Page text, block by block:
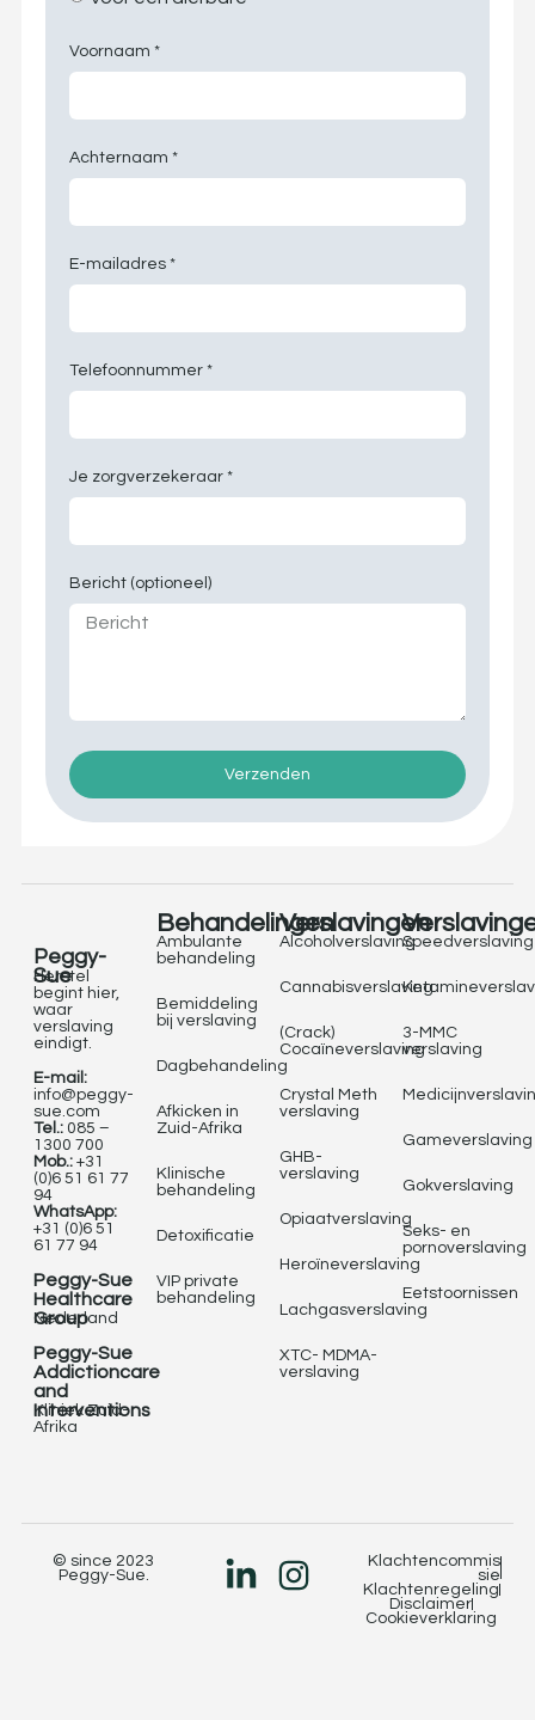
Voornaam *
Achternaam *
E-mailadres *
Telefoonnummer *
Je zorgverzekeraar *
Bericht (optioneel)
Verzenden
Peggy-
Sue
Herstel
begint hier,
waar
verslaving
eindigt.
E-mail:
info@peggy-
sue.com
Tel.: 085 –
1300 700
Mob.: +31
(0)6 51 61 77
94
WhatsApp:
+31 (0)6 51
61 77 94
Peggy-Sue
Healthcare
Group
Nederland
Peggy-Sue
Addictioncare
and
Interventions
Kliniek Zuid-
Afrika
Behandelingen
Ambulante
behandeling
Bemiddeling
bij verslaving
Dagbehandeling
Afkicken in
Zuid-Afrika
Klinische
behandeling
Detoxificatie
VIP private
behandeling
Verslavingen
Alcoholverslaving
Cannabisverslaving
(Crack)
Cocaïneverslaving
Crystal Meth
verslaving
GHB-
verslaving
Opiaatverslaving
Heroïneverslaving
Lachgasverslaving
XTC- MDMA-
verslaving
Speedverslaving
3-MMC
verslaving
Gameverslaving
Gokverslaving
Seks- en
pornoverslaving
Eetstoornissen
© since 2023
Peggy-Sue.
Klachtencommis
sie
Klachtenregeling
Disclaimer
Cookieverklaring